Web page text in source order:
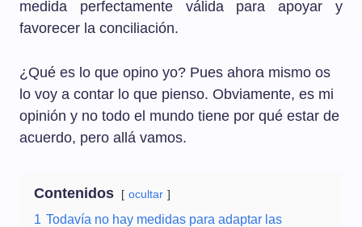
medida perfectamente válida para apoyar y
favorecer la conciliación.
¿Qué es lo que opino yo? Pues ahora mismo os
lo voy a contar lo que pienso. Obviamente, es mi
opinión y no todo el mundo tiene por qué estar de
acuerdo, pero allá vamos.
Contenidos ocultar
1 Todavía no hay medidas para adaptar las